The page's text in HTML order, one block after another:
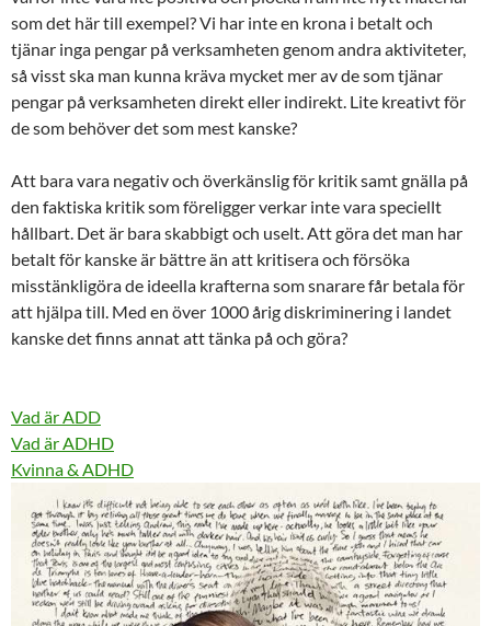
som det här till exempel? Vi har inte en krona i betalt och
tjänar inga pengar på verksamheten genom andra aktiviteter,
så visst ska man kunna kräva mycket mer av de som tjänar
pengar på verksamheten direkt eller indirekt. Lite kreativt för
de som behöver det som mest kanske?
Att bara vara negativ och överkänslig för kritik samt gnälla på
den faktiska kritik som föreligger verkar inte vara speciellt
hållbart. Det är bara skabbigt och uselt. Att göra det man har
betalt för kanske är bättre än att kritisera och försöka
misstänkligöra de ideella krafterna som snarare får betala för
att hjälpa till. Med en över 1000 årig diskriminering i landet
kanske det finns annat att tänka på och göra?
Vad är ADD
Vad är ADHD
Kvinna & ADHD